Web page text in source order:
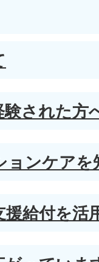
された方
ョンケア
給付を活